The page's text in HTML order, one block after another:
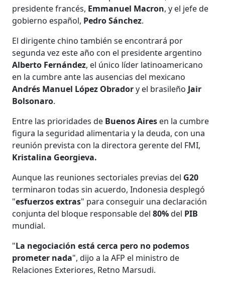
presidente francés, Emmanuel Macron, y el jefe de
gobierno español, Pedro Sánchez.
El dirigente chino también se encontrará por
segunda vez este año con el presidente argentino
Alberto Fernández, el único líder latinoamericano
en la cumbre ante las ausencias del mexicano
Andrés Manuel López Obradory el brasileño Jair
Bolsonaro.
Entre las prioridades de Buenos Aires en la cumbre
figura la seguridad alimentaria y la deuda, con una
reunión prevista con la directora gerente del FMI,
Kristalina Georgieva.
Aunque las reuniones sectoriales previas del G20
terminaron todas sin acuerdo, Indonesia desplegó
"esfuerzos extras" para conseguir una declaración
conjunta del bloque responsable del80%del PIB
mundial.
"La negociación está cerca pero no podemos
prometer nada", dijo a la AFP el ministro de
Relaciones Exteriores, Retno Marsudi.